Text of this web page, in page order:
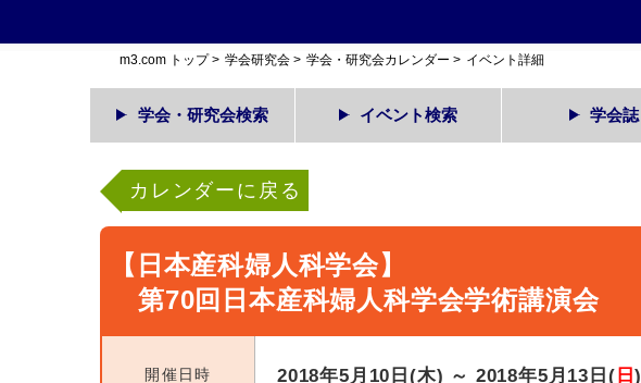
m3.com トップ> 学会研究会 > 学会・研究会カレンダー > イベント詳細
学会・研究会検索 イベント検索 学会誌
カレンダーに戻る
【日本産科婦人科学会】
第70回日本産科婦人科学会学術講演会
開催日時 2018年5月10日(木) ～ 2018年5月13日( 日)